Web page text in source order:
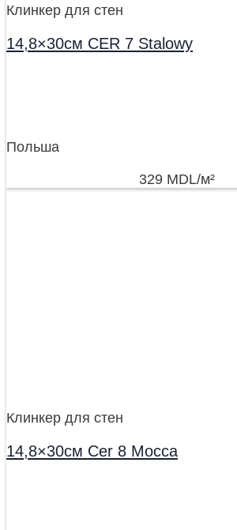
Клинкер для стен
14,8×30см CER 7 Stalowy
Польша
329 MDL/м²
Клинкер для стен
14,8×30см Cer 8 Mocca